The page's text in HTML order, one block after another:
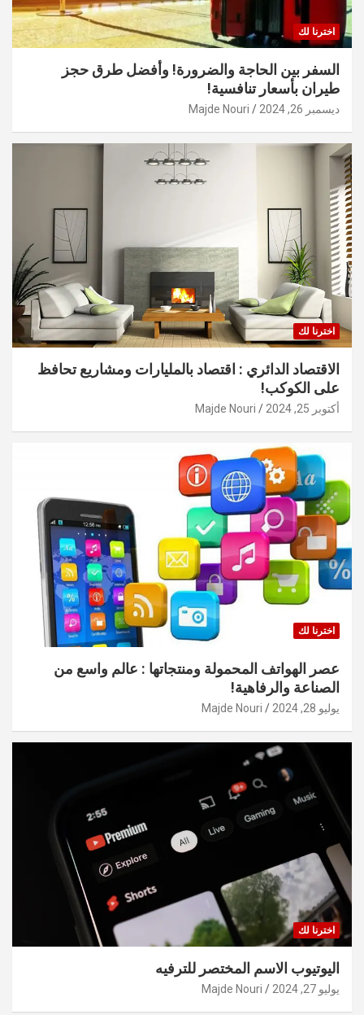
اخترنا لك
السفر بين الحاجة والضرورة! وأفضل طرق حجز
طيران بأسعار تنافسية!
ديسمبر 26, 2024 Majde Nouri
اخترنا لك
الاقتصاد الدائري : اقتصاد بالمليارات ومشاريع تحافظ
على الكوكب!
أكتوبر 25, 2024 Majde Nouri
اخترنا لك
عصر الهواتف المحمولة ومنتجاتها : عالم واسع من
الصناعة والرفاهية!
يوليو 28, 2024 Majde Nouri
اخترنا لك
اليوتيوب الاسم المختصر للترفيه
يوليو 27, 2024 Majde Nouri